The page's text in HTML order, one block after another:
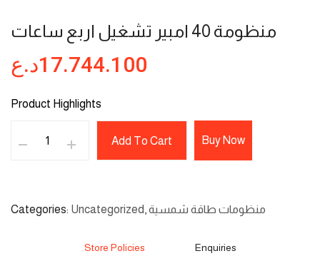
منظومة 40 امبير تشغيل اربع ساعات
17.744.100د.ع
Product Highlights
Add To Cart Buy Now
Categories Uncategorized ,منظومات طاقة شمسية
Store Policies Enquiries